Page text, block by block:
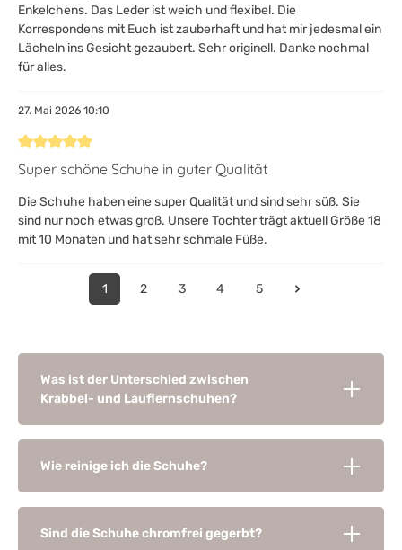
Enkelchens. Das Leder ist weich und flexibel. Die
Korrespondens mit Euch ist zauberhaft und hat mir jedesmal ein
Lächeln ins Gesicht gezaubert. Sehr originell. Danke nochmal
für alles.
27. Mai 2026 10:10
Bewertung mit 5 von 5 Sternen
Super schöne Schuhe in guter Qualität
Die Schuhe haben eine super Qualität und sind sehr süß. Sie
sind nur noch etwas groß. Unsere Tochter trägt aktuell Größe 18
mit 10 Monaten und hat sehr schmale Füße.
1 2 3 4 5
Was ist der Unterschied zwischen
Krabbel- und Lauflernschuhen?
Wie reinige ich die Schuhe?
Sind die Schuhe chromfrei gegerbt?